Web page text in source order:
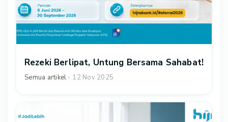
Rezeki Berlipat, Untung Bersama Sahabat!
Semua artikel 12 Nov 2025